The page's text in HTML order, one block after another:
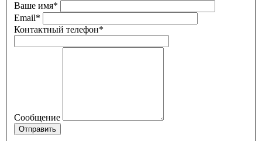
Ваше имя*
Email*
Контактный телефон*
Сообщение